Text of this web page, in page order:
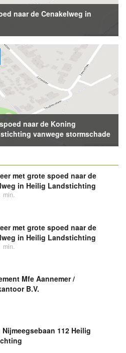
naar de Cenakelweg in
naar de Koning
vanwege stormschade
met grote spoed naar de
in Heilig Landstichting
min.
met grote spoed naar de
in Heilig Landstichting
min.
Mfe Aannemer /
B.V.
112 Heilig